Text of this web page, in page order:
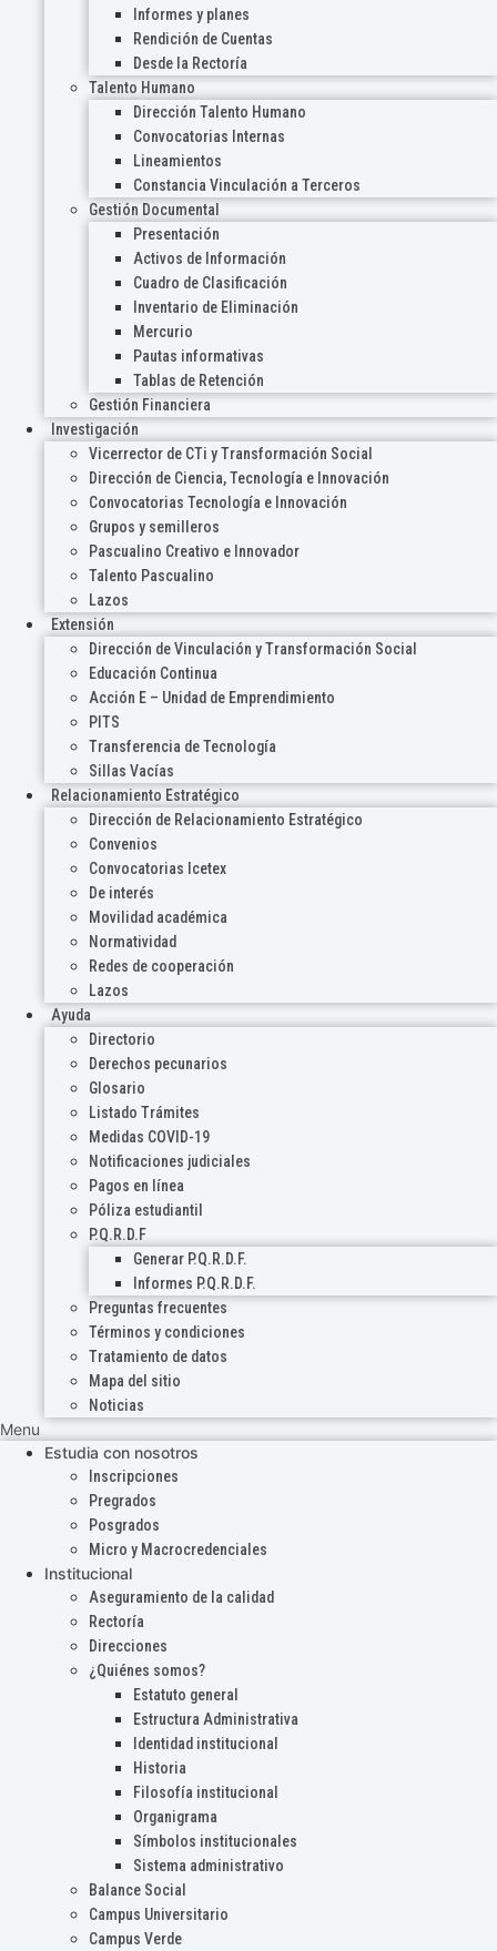
Informes y planes
Rendición de Cuentas
Desde la Rectoría
Talento Humano
Dirección Talento Humano
Convocatorias Internas
Lineamientos
Constancia Vinculación a Terceros
Gestión Documental
Presentación
Activos de Información
Cuadro de Clasificación
Inventario de Eliminación
Mercurio
Pautas informativas
Tablas de Retención
Gestión Financiera
Investigación
Vicerrector de CTi y Transformación Social
Dirección de Ciencia, Tecnología e Innovación
Convocatorias Tecnología e Innovación
Grupos y semilleros
Pascualino Creativo e Innovador
Talento Pascualino
Lazos
Extensión
Dirección de Vinculación y Transformación Social
Educación Continua
Acción E – Unidad de Emprendimiento
PITS
Transferencia de Tecnología
Sillas Vacías
Relacionamiento Estratégico
Dirección de Relacionamiento Estratégico
Convenios
Convocatorias Icetex
De interés
Movilidad académica
Normatividad
Redes de cooperación
Lazos
Ayuda
Directorio
Derechos pecunarios
Glosario
Listado Trámites
Medidas COVID-19
Notificaciones judiciales
Pagos en línea
Póliza estudiantil
P.Q.R.D.F
Generar P.Q.R.D.F.
Informes P.Q.R.D.F.
Preguntas frecuentes
Términos y condiciones
Tratamiento de datos
Mapa del sitio
Noticias
Menu
Estudia con nosotros
Inscripciones
Pregrados
Posgrados
Micro y Macrocredenciales
Institucional
Aseguramiento de la calidad
Rectoría
Direcciones
¿Quiénes somos?
Estatuto general
Estructura Administrativa
Identidad institucional
Historia
Filosofía institucional
Organigrama
Símbolos institucionales
Sistema administrativo
Balance Social
Campus Universitario
Campus Verde